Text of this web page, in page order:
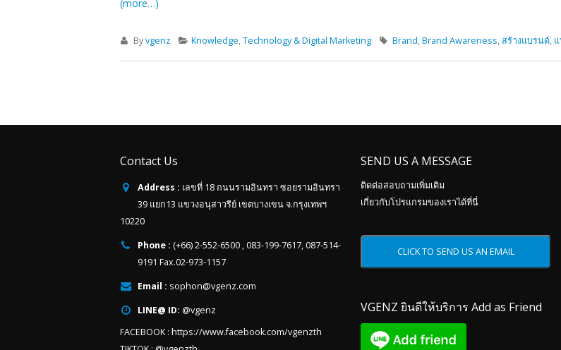
(more…)
Byvgenz Knowledge,Technology & Digital Marketing Brand,Brand Awareness,สร้างแบรนด์,
Contact Us
Address : เลขที่ 18 ถนนรามอินทรา ซอยรามอินทรา
39 แยก13 แขวงอนุสาวรีย์ เขตบางเขน จ.กรุงเทพฯ
10220
Phone : (+66) 2-552-6500 , 083-199-7617, 087-514-
9191 Fax.02-973-1157
Email : sophon@vgenz.com
LINE@ ID: @vgenz
FACEBOOK : https://www.facebook.com/vgenzth
SEND US A MESSAGE
ติดต่อสอบถามเพิ่มเติม
เกี่ยวกับโปรแกรมของเราได้ที่นี่
VGENZ ยินดีให้บริการ Add as Friend